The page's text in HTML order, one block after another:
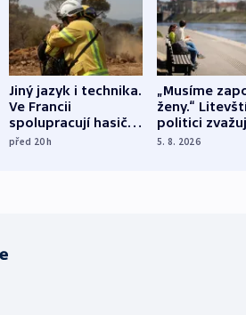
Jiný jazyk i technika.
Ve Francii
spolupracují hasiči z
různých zemí
před 20h
„Musíme
ženy.“
politici
dohodu o
5. 8. 2026